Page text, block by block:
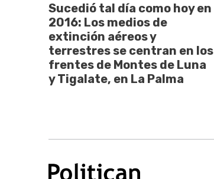
Sucedió tal día como hoy en
2016: Los medios de
extinción aéreos y
terrestres se centran en los
frentes de Montes de Luna
y Tigalate, en La Palma